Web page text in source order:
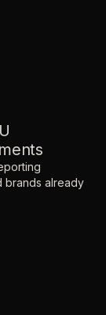
brands already